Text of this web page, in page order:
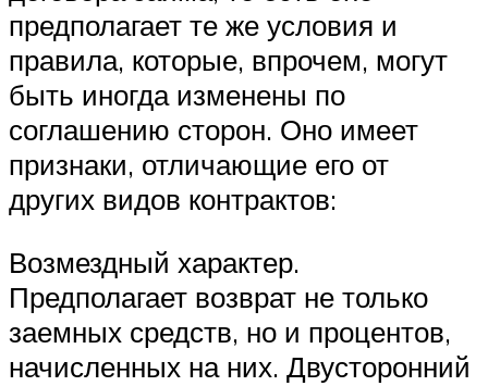
предполагает те же условия и
правила, которые, впрочем, могут
быть иногда изменены по
соглашению сторон. Оно имеет
признаки, отличающие его от
других видов контрактов:
Возмездный характер.
Предполагает возврат не только
заемных средств, но и процентов,
начисленных на них. Двусторонний